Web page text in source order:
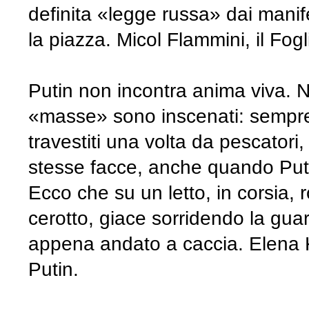
definita «legge russa» dai
la piazza. Micol Flammini, il
Putin non incontra anima viva.
«masse» sono inscenati:
travestiti una volta da
stesse facce, anche quando
Ecco che su un letto, in corsia,
cerotto, giace sorridendo la
appena andato a caccia. Elena
Putin.